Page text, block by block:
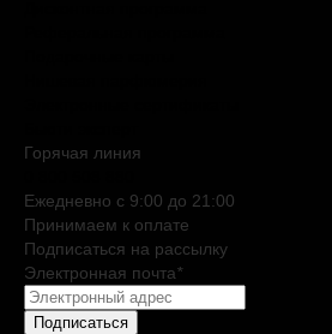
Горячая линия
Ежедневно c 9:00 до 21:00
Принимаем к оплате
Подписаться на рассылку
Электронная почта*
Подписаться